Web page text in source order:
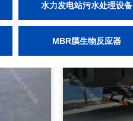
水力发电站污水处理设备
MBR膜生物反应器